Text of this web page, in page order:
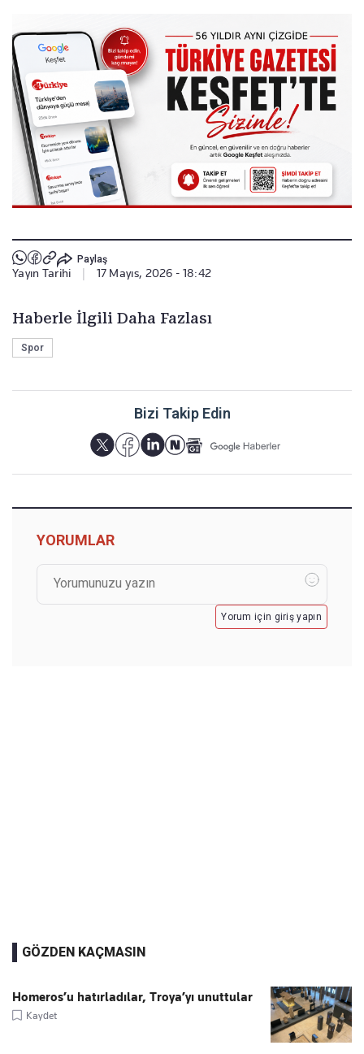
Paylaş
Yayın Tarihi 17 Mayıs, 2026 - 18:42
Haberle İlgili Daha Fazlası
Spor
Bizi Takip Edin
YORUMLAR
Yorum için giriş yapın
GÖZDEN KAÇMASIN
Homeros’u hatırladılar, Troya’yı unuttular
Kaydet